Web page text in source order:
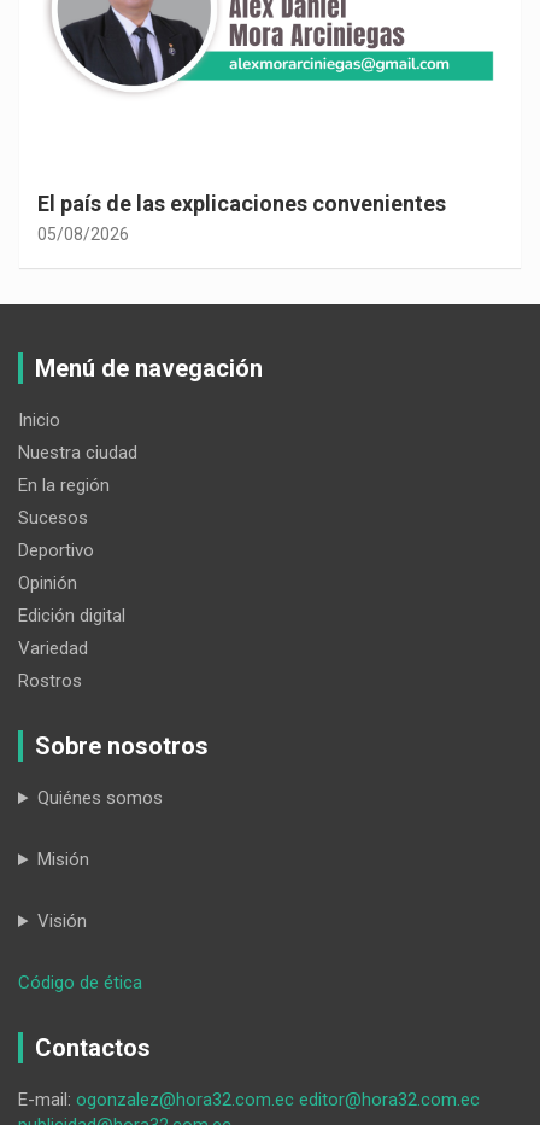
El país de las explicaciones convenientes
05/08/2026
Menú de navegación
Inicio
Nuestra ciudad
En la región
Sucesos
Deportivo
Opinión
Edición digital
Variedad
Rostros
Sobre nosotros
Quiénes somos
Misión
Visión
Código de ética
Gemini
la
Contactos
E-mail: ogonzalez@hora32.com.ec editor@hora32.com.ec